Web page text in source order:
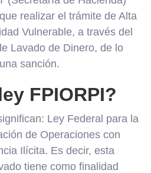
realizar el trámite de Alta
Vulnerable, a través del
Lavado de Dinero, de lo
sanción.
FPIORPI?
Ley Federal para la
de Operaciones con
Ilícita. Es decir, esta
tiene como finalidad